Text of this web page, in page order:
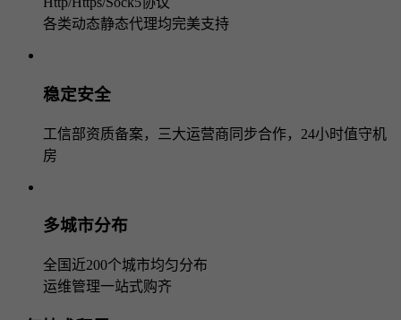
各类动态静态代理均完美支持
稳定安全
工信部资质备案，三大运营商同步合作，24小时值守机
房
多城市分布
全国近200个城市均匀分布
运维管理一站式购齐